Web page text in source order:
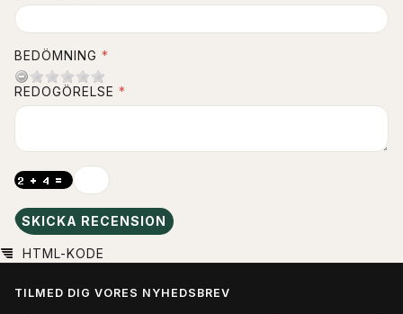
BEDÖMNING
REDOGÖRELSE
SKICKA RECENSION
HTML-KODE
TILMED DIG VORES NYHEDSBREV